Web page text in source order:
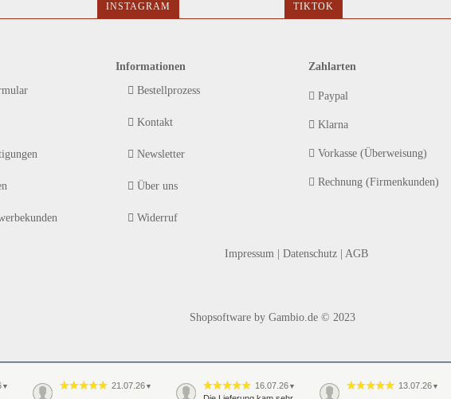
INSTAGRAM TIKTOK
Informationen
Bestellprozess
Kontakt
Newsletter
Über uns
Widerruf
Zahlarten
Paypal
Klarna
Vorkasse (Überweisung)
Rechnung (Firmenkunden)
Impressum Datenschutz AGB
Shopsoftware by Gambio.de © 2023
▼ 21.07.26 ▼ 16.07.26 ▼ 13.07.26 ▼